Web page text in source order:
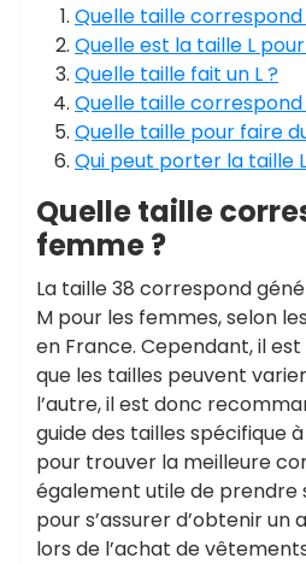
Quelle taille
Quelle est la taille L
Quelle taille fait un L ?
Quelle taille
Quelle taille pour faire
Qui peut porter la taille
Quelle taille
femme ?
La taille 38 correspond
M pour les femmes, selon
en France. Cependant, il
que les tailles peuvent
l’autre, il est donc
guide des tailles spécifique
pour trouver la meilleure
également utile de prendre
pour s’assurer d’obtenir
lors de l’achat de